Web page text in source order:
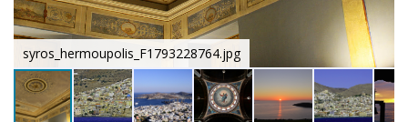
syros_hermoupolis_F1793228764.jpg